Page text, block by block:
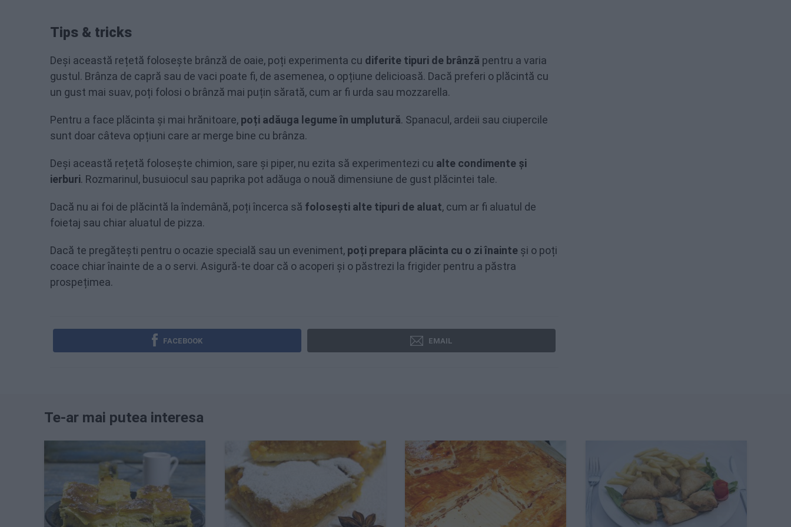
Tips & tricks
Deși această rețetă folosește brânză de oaie, poți experimenta cu diferite tipuri de brânză pentru a varia
gustul. Brânza de capră sau de vaci poate fi, de asemenea, o opțiune delicioasă. Dacă preferi o plăcintă cu
un gust mai suav, poți folosi o brânză mai puțin sărată, cum ar fi urda sau mozzarella.
Pentru a face plăcinta și mai hrănitoare, poți adăuga legume în umplutură. Spanacul, ardeii sau ciupercile
sunt doar câteva opțiuni care ar merge bine cu brânza.
Deși această rețetă folosește chimion, sare și piper, nu ezita să experimentezi cu alte condimente și
ierburi. Rozmarinul, busuiocul sau paprika pot adăuga o nouă dimensiune de gust plăcintei tale.
Dacă nu ai foi de plăcintă la îndemână, poți încerca să folosești alte tipuri de aluat, cum ar fi aluatul de
foietaj sau chiar aluatul de pizza.
Dacă te pregătești pentru o ocazie specială sau un eveniment, poți prepara plăcinta cu o zi înainte și o poți
coace chiar înainte de a o servi. Asigură-te doar că o acoperi și o păstrezi la frigider pentru a păstra
prospețimea.
FACEBOOK EMAIL
Te-ar mai putea interesa